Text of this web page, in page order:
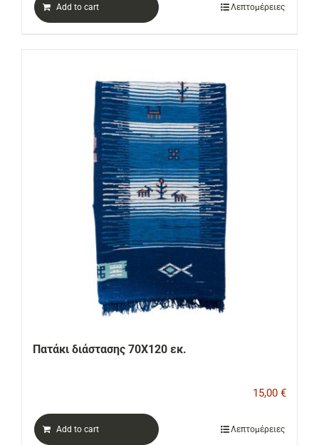
Add to cart Λεπτομέρειες
Πατάκι διάστασης 70Χ120 εκ.
15,00 €
Add to cart Λεπτομέρειες